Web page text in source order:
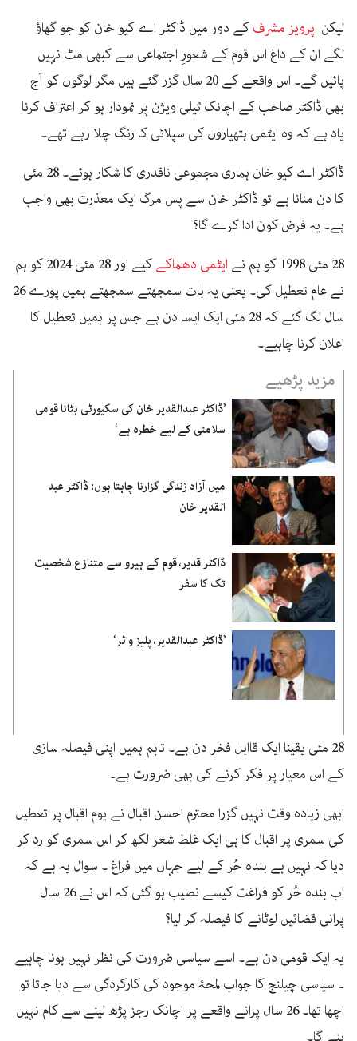
لیکن پرویز مشرفکے دور میں ڈاکٹر اے کیو خان کو جو گھاؤ
لگے ان کے داغ اس قوم کے شعورِ اجتماعی سے کبھی مٹ نہیں
پائیں گے۔ اس واقعے کے 20 سال گزر گئے ہیں مگر لوگوں کو آج
بھی ڈاکٹر صاحب کے اچانک ٹیلی ویژن پر نمودار ہو کر اعتراف کرنا
یاد ہے کہ وہ ایٹمی ہتھیاروں کی سپلائی کا رنگ چلا رہے تھے۔
ڈاکٹر اے کیو خان ہماری مجموعی ناقدری کا شکار ہوئے۔ 28 مئی
کا دن منانا ہے تو ڈاکٹر خان سے پس مرگ ایک معذرت بھی واجب
ہے۔ یہ فرض کون ادا کرے گا؟
28 مئی 1998 کو ہم نے
ایٹمی دھماکے
کیے اور 28 مئی 2024 کو ہم
نے عام تعطیل کی۔ یعنی یہ بات سمجھتے سمجھتے ہمیں پورے 26
سال لگ گئے کہ 28 مئی ایک ایسا دن ہے جس پر ہمیں تعطیل کا
اعلان کرنا چاہیے۔
مزید پڑھیے
’ڈاکٹر عبدالقدیر خان کی سکیورٹی ہٹانا قومی
سلامتی کے لیے خطرہ ہے‘
میں آزاد زندگی گزارنا چاہتا ہوں: ڈاکٹر عبد
القدیر خان
ڈاکٹر قدیر، قوم کے ہیرو سے متنازع شخصیت
تک کا سفر
’ڈاکٹر عبدالقدیر، پلیز واٹر‘
28 مئی یقینا ایک قاابل فخر دن ہے۔ تاہم ہمیں اپنی فیصلہ سازی
کے اس معیار پر فکر کرنے کی بھی ضرورت ہے۔
ابھی زیادہ وقت نہیں گزرا محترم احسن اقبال نے یوم اقبال پر تعطیل
کی سمری پر اقبال کا ہی ایک غلط شعر لکھ کر اس سمری کو رد کر
دیا کہ نہیں ہے بندہ حُر کے لیے جہاں میں فراغ ۔ سوال یہ ہے کہ
اب بندہ حُر کو فراغت کیسے نصیب ہو گئی کہ اس نے 26 سال
پرانی قضائیں لوٹانے کا فیصلہ کر لیا؟
یہ ایک قومی دن ہے۔ اسے سیاسی ضرورت کی نظر نہیں ہونا چاہیے
۔ سیاسی چیلنج کا جواب لمحۂ موجود کی کارکردگی سے دیا جاتا تو
اچھا تھا۔ 26 سال پرانے واقعے پر اچانک رجز پڑھ لینے سے کام نہیں
بنے گا۔